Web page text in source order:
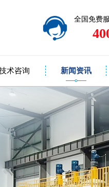
全国免费
术咨询 新闻资讯